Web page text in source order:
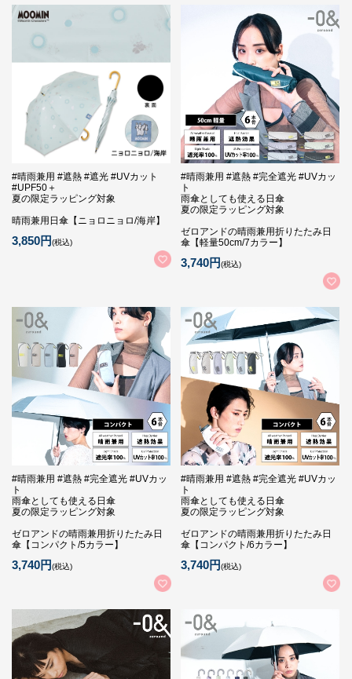
#晴雨兼用 #遮熱 #遮光 #UVカット
#UPF50＋
夏の限定ラッピング対象
晴雨兼用日傘【ニョロニョロ/海岸】
3,850円(税込)
#晴雨兼用 #遮熱 #完全遮光 #UVカッ
ト
雨傘としても使える日傘
夏の限定ラッピング対象
ゼロアンドの晴雨兼用折りたたみ日
傘【軽量50cm/7カラー】
3,740円(税込)
#晴雨兼用 #遮熱 #完全遮光 #UVカッ
ト
雨傘としても使える日傘
夏の限定ラッピング対象
ゼロアンドの晴雨兼用折りたたみ日
傘【コンパクト/5カラー】
3,740円(税込)
#晴雨兼用 #遮熱 #完全遮光 #UVカッ
ト
雨傘としても使える日傘
夏の限定ラッピング対象
ゼロアンドの晴雨兼用折りたたみ日
傘【コンパクト/6カラー】
3,740円(税込)